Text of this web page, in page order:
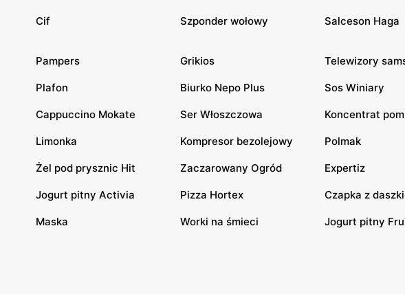
Cif Szponder wołowy Salceson Haga
Pampers Grikios Telewizory
Plafon Biurko Nepo Plus Sos Winiary
Cappuccino Mokate Ser Włoszczowa Koncentrat
Limonka Kompresor bezolejowy Polmak
Żel pod prysznic Hit Zaczarowany Ogród Expertiz
Jogurt pitny Activia Pizza Hortex Czapka z
Maska Worki na śmieci Jogurt pitny